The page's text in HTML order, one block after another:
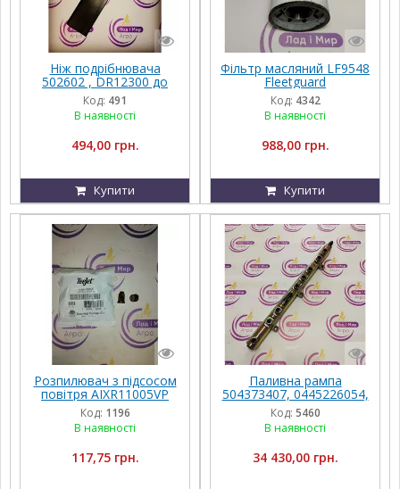
Ніж подрібнювача
502602 , DR12300 до
кукурудзяної жатки
Geringhoff,Olimac Drago
Код: 491
В наявності
494,00 грн.
Купити
Фільтр масляний LF9548
Fleetguard
Код: 4342
В наявності
988,00 грн.
Купити
Розпилювач з підсосом
повітря AIXR11005VP
TeeJet
Код: 1196
В наявності
117,75 грн.
Паливна рампа
504373407, 0445226054,
504124845 Bosch New
Hollan CR9080
Код: 5460
В наявності
34 430,00 грн.